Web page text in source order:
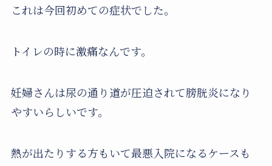
これは今回初めての症状でした。
トイレの時に激痛なんです。
妊婦さんは尿の通り道が圧迫されて膀胱炎になり
やすいらしいです。
熱が出たりする方もいて最悪入院になるケースも